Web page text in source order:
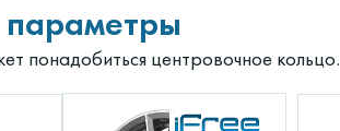
понадобиться центровочное кольцо.